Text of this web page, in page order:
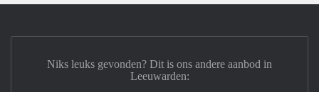
Niks leuks gevonden? Dit is ons andere aanbod in
Leeuwarden: